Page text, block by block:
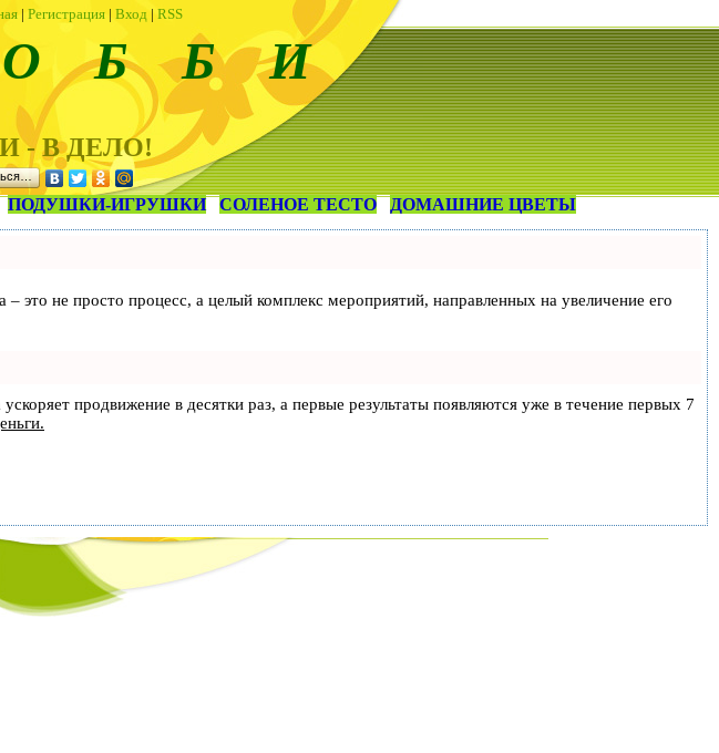
| Регистрация | Вход | RSS
Б Б И
- В ДЕЛО!
ПОДУШКИ-ИГРУШКИ СОЛЕНОЕ ТЕСТО ДОМАШНИЕ ЦВЕТЫ
это не просто процесс, а целый комплекс мероприятий, направленных на увеличение его
ускоряет продвижение в десятки раз, а первые результаты появляются уже в течение первых 7